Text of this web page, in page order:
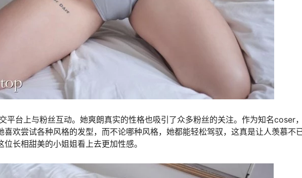
台上与粉丝互动。她爽朗真实的性格也吸引了众多粉丝的关注。作为知名coser，
欢尝试各种风格的发型，而不论哪种风格，她都能轻松驾驭，这真是让人羡慕不已
长相甜美的小姐姐看上去更加性感。